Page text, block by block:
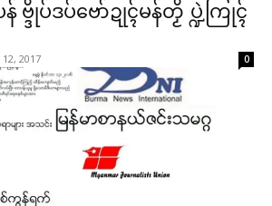
ဗ္ဒိုပ်ဒပ်ဗော်ဍုၚ်မန်တၟိ ပ္ဍဲကြုၚ်
2017 0